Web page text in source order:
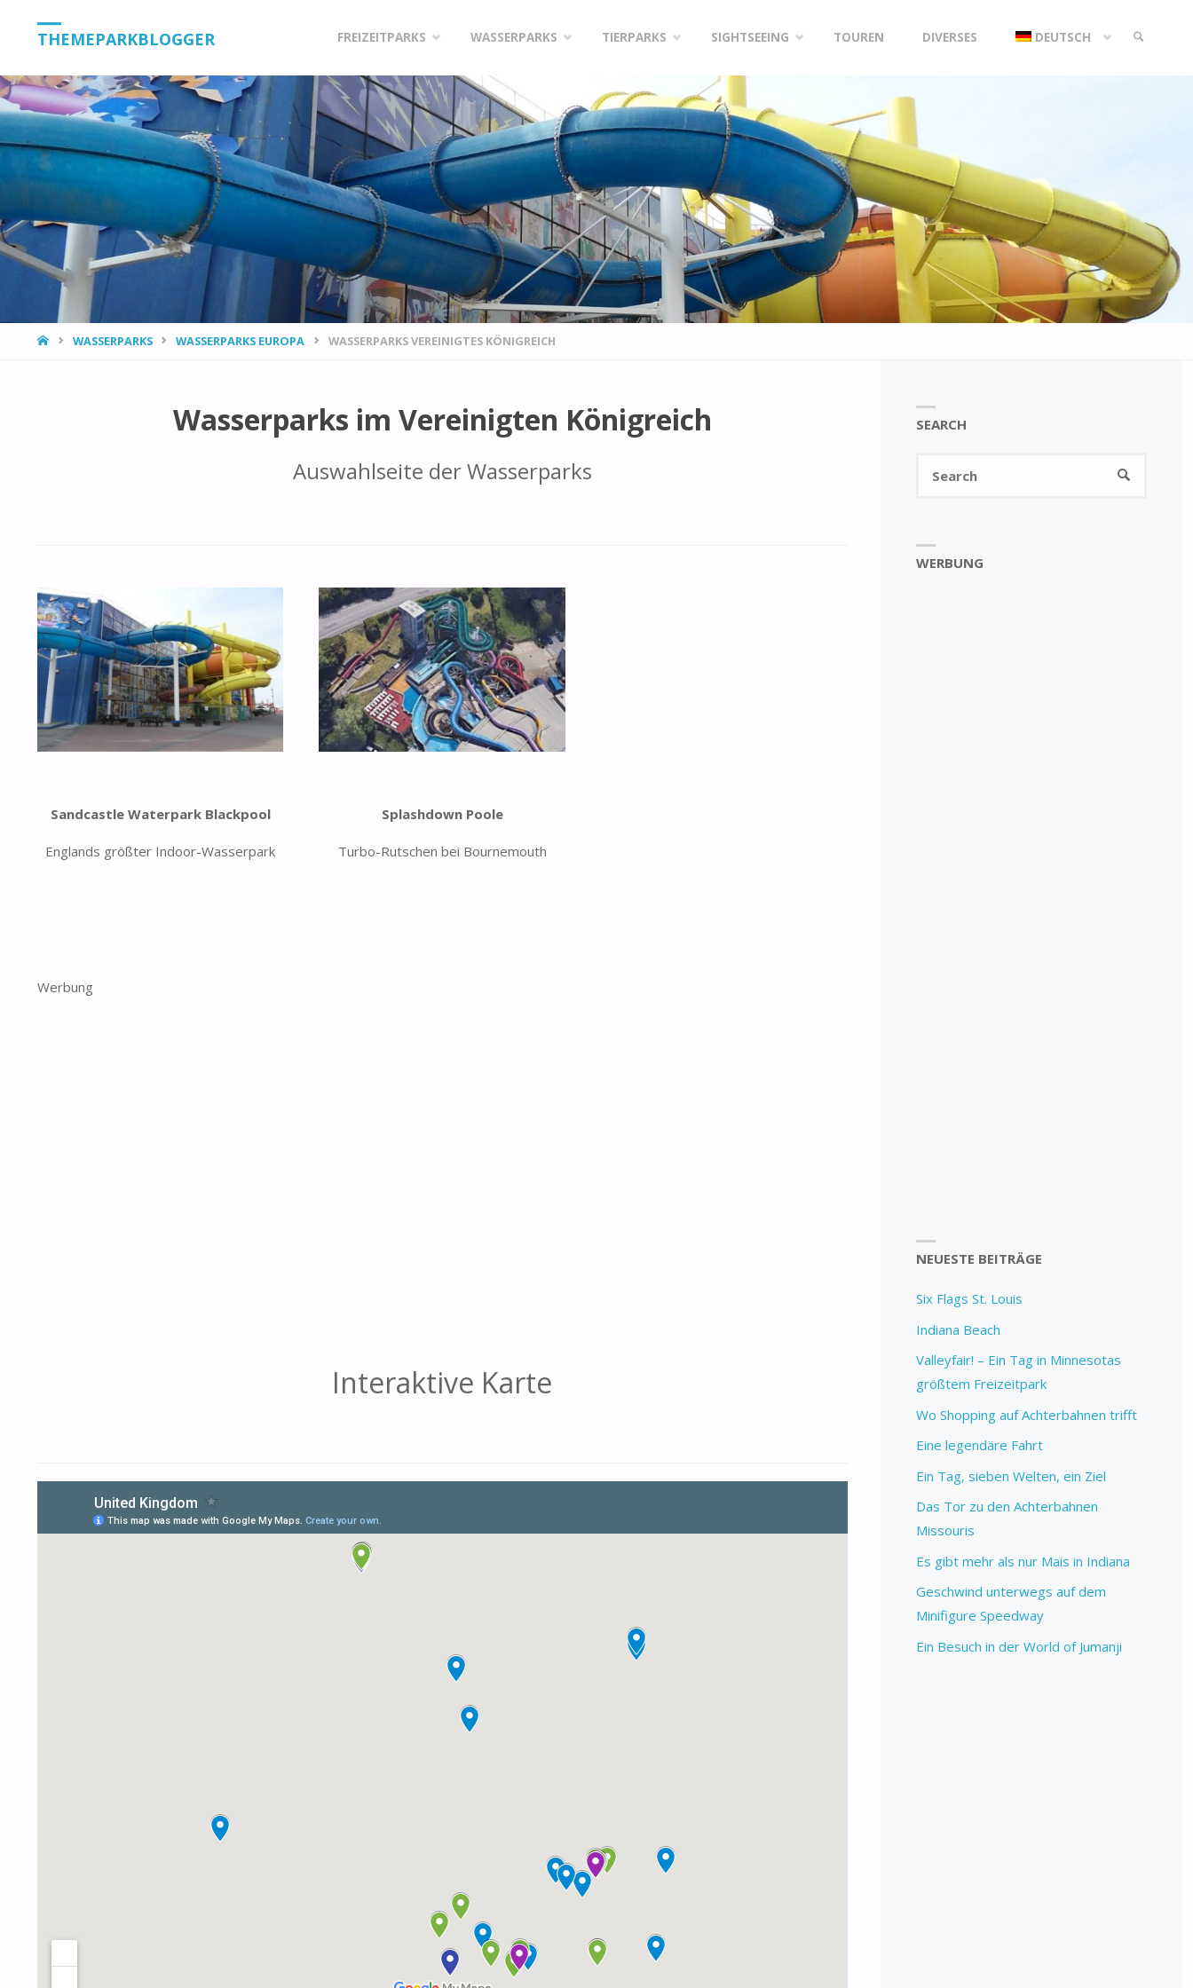
THEMEPARKBLOGGER
content
FREIZEITPARKS WASSERPARKS TIERPARKS SIGHTSEEING TOUREN DIVERSES DEUTSCH
HOMEWASSERPARKS WASSERPARKS EUROPA WASSERPARKS VEREINIGTES KÖNIGREICH
Wasserparks im Vereinigten Königreich
Auswahlseite der Wasserparks
Sandcastle Waterpark Blackpool
Englands größter Indoor-Wasserpark
Splashdown Poole
Turbo-Rutschen bei Bournemouth
Werbung
Interaktive Karte
SEARCH
SEARCH
WERBUNG
NEUESTE BEITRÄGE
Six Flags St. Louis
Indiana Beach
Valleyfair! – Ein Tag in Minnesotas
größtem Freizeitpark
Wo Shopping auf Achterbahnen trifft
Eine legendäre Fahrt
Ein Tag, sieben Welten, ein Ziel
Das Tor zu den Achterbahnen
Missouris
Es gibt mehr als nur Mais in Indiana
Geschwind unterwegs auf dem
Minifigure Speedway
Ein Besuch in der World of Jumanji